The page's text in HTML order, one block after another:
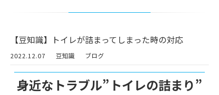
【豆知識】トイレが詰まってしまった時の対応
2022.12.07 豆知識 ブログ
身近なトラブル”トイレの詰まり”